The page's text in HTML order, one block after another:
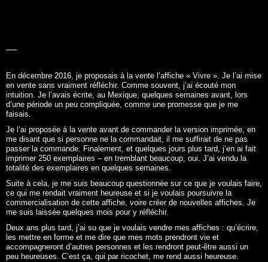
En décembre 2016, je proposais à la vente l’affiche « Vivre ». Je l’ai mise
en vente sans vraiment réfléchir. Comme souvent, j’ai écouté mon
intuition. Je l’avais écrite, au Mexique, quelques semaines avant, lors
d’une période un peu compliquée, comme une promesse que je me
faisais.
Je l’ai proposée à la vente avant de commander la version imprimée, en
me disant que si personne ne la commandait, il me suffirait de ne pas
passer la commande. Finalement, et quelques jours plus tard, j’en ai fait
imprimer 250 exemplaires – en tremblant beaucoup, oui. J’ai vendu la
totalité des exemplaires en quelques semaines.
Suite à cela, je me suis beaucoup questionnée sur ce que je voulais faire,
ce qui me rendait vraiment heureuse et si je voulais poursuivre la
commercialisation de cette affiche, voire créer de nouvelles affiches. Je
me suis laissée quelques mois pour y réfléchir.
Deux ans plus tard, j’ai su que je voulais vendre mes affiches : qu’écrire,
les mettre en forme et me dire que mes mots prendront vie et
accompagneront d’autres personnes et les rendront peut-être aussi un
peu heureuses. C’est ça, qui par ricochet, me rend aussi heureuse.